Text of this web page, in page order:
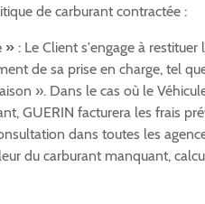
de carburant contractée :
» : Le Client s'engage à restituer
de sa prise en charge, tel
». Dans le cas où le
GUERIN facturera les frais
dans toutes les
du carburant manquant,